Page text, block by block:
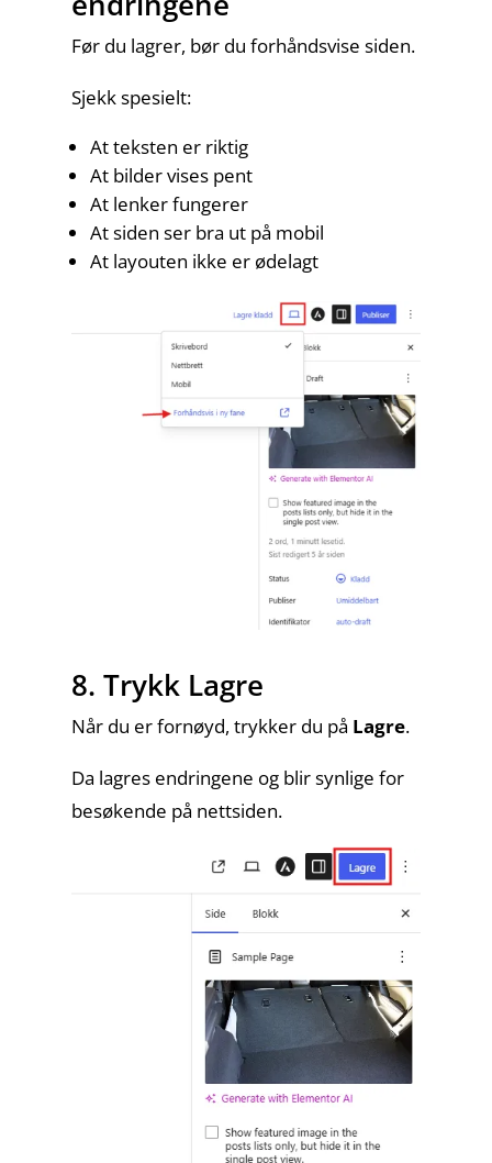
Før du lagrer, bør du forhåndsvise siden.
Sjekk spesielt:
At teksten er riktig
At bilder vises pent
At lenker fungerer
At siden ser bra ut på mobil
At layouten ikke er ødelagt
8. Trykk Lagre
Når du er fornøyd, trykker du på Lagre.
Da lagres endringene og blir synlige for
besøkende på nettsiden.